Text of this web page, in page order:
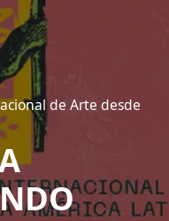
de Arte desde